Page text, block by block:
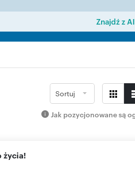
Znajdź z AI
Sortuj
Jak pozycjonowane są
życia!